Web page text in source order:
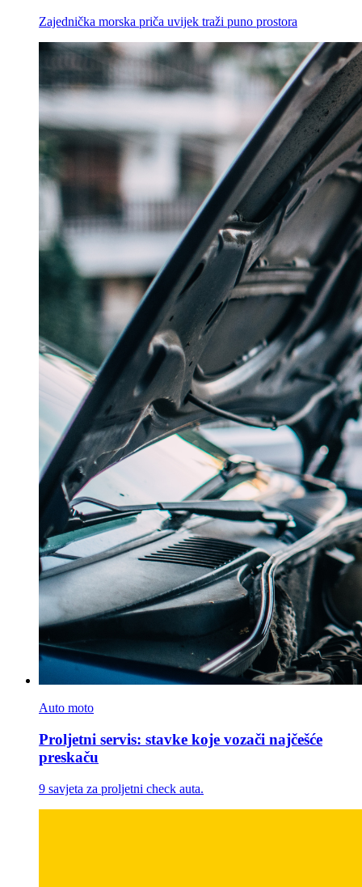
Zajednička morska priča uvijek traži puno prostora
Auto moto
Proljetni servis: stavke koje vozači najčešće
preskaču
9 savjeta za proljetni check auta.